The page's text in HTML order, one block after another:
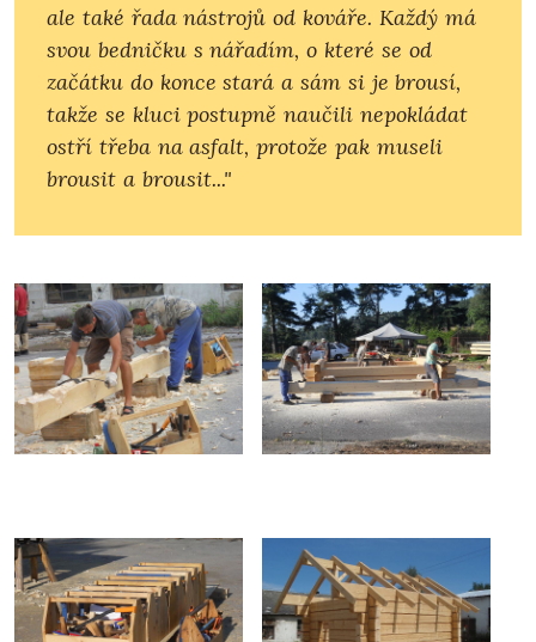
ale také řada nástrojů od kováře. Každý má
svou bedničku s nářadím, o které se od
začátku do konce stará a sám si je brousí,
takže se kluci postupně naučili nepokládat
ostří třeba na asfalt, protože pak museli
brousit a brousit..."